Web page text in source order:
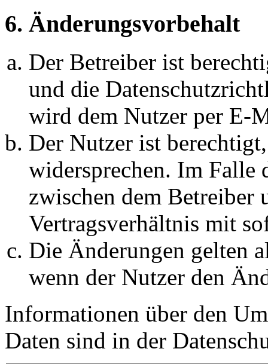
6. Änderungsvorbehalt
Der Betreiber ist
und die
wird dem Nutzer per E-
Der Nutzer ist
widersprechen. Im Falle
zwischen dem Betreiber
Vertragsverhältnis mit
Die Änderungen gelten
wenn der Nutzer den
Informationen über den
Daten sind in der